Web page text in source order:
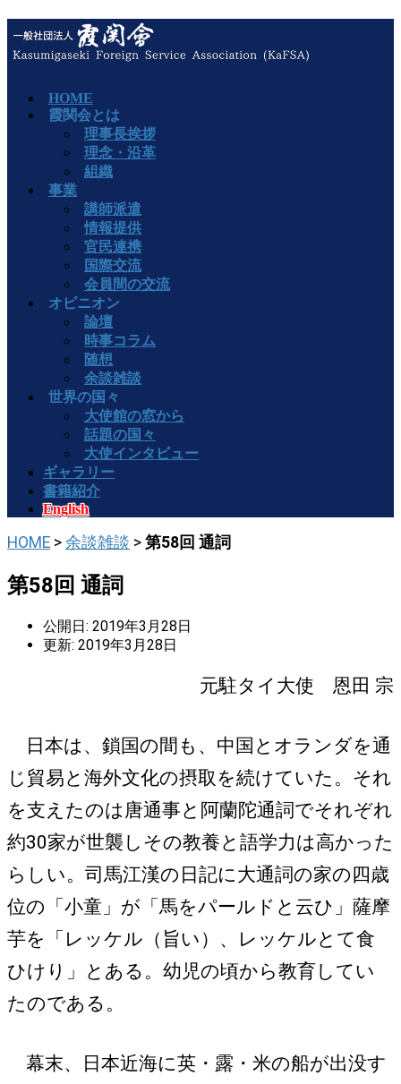
HOME
霞関会とは
理事長挨拶
理念・沿革
組織
事業
講師派遣
情報提供
官民連携
国際交流
会員間の交流
オピニオン
論壇
時事コラム
随想
余談雑談
世界の国々
大使館の窓から
話題の国々
大使インタビュー
ギャラリー
書籍紹介
English
HOME > 余談雑談 > 第58回 通詞
第58回 通詞
公開日: 2019年3月28日
更新: 2019年3月28日
元駐タイ大使 恩田 宗
日本は、鎖国の間も、中国とオランダを通
じ貿易と海外文化の摂取を続けていた。それ
を支えたのは唐通事と阿蘭陀通詞でそれぞれ
約30家が世襲しその教養と語学力は高かった
らしい。司馬江漢の日記に大通詞の家の四歳
位の「小童」が「馬をパールドと云ひ」薩摩
芋を「レッケル（旨い）、レッケルとて食
ひけり」とある。幼児の頃から教育してい
たのである。
幕末、日本近海に英・露・米の船が出没す